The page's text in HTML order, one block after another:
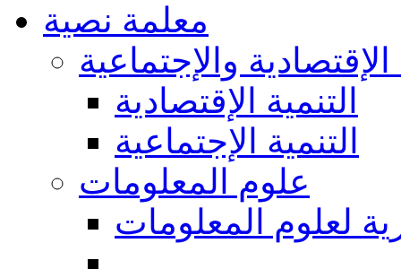
معلمة نصية
الإقتصادية والإجتماعية
التنمية الإقتصادية
التنمية الإجتماعية
علوم المعلومات
لعلوم المعلومات